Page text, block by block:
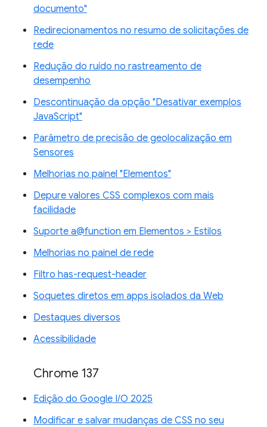
documento"
Redirecionamentos no resumo de solicitações de
rede
Redução do ruído no rastreamento de
desempenho
Descontinuação da opção "Desativar exemplos
JavaScript"
Parâmetro de precisão de geolocalização em
Sensores
Melhorias no painel "Elementos"
Depure valores CSS complexos com mais
facilidade
Suporte a@function em Elementos > Estilos
Melhorias no painel de rede
Filtro has-request-header
Soquetes diretos em apps isolados da Web
Destaques diversos
Acessibilidade
Chrome 137
Edição do Google I/O 2025
Modificar e salvar mudanças de CSS no seu